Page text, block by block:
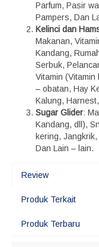
Parfum, Pasir
Pampers, Dan
Kelinci dan
Makanan,
Kandang,
Serbuk,
Vitamin (Vitamin
– obatan, Hay
Kalung,
Sugar Glider:
Kandang, dll),
kering,
Dan Lain – lain.
Review
Produk Terkait
Produk Terbaru